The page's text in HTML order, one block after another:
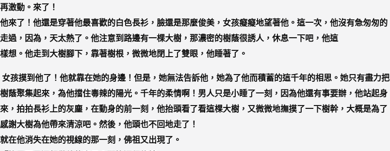
再激動。來了！
他來了！他還是穿著他最喜歡的白色長衫，臉還是那麼俊美，女孩癡癡地望著他。這一次，他沒有急匆匆的
走過，因為，天太熱了。他注意到路邊有一棵大樹，那濃密的樹蔭很誘人，休息一下吧，他這
樣想。他走到大樹腳下，靠著樹根，微微地閉上了雙眼，他睡著了。
女孩摸到他了！他就靠在她的身邊！但是，她無法告訴他，她為了他而積蓄的這千年的相思。她只有盡力把
樹蔭聚集起來，為他擋住毒辣的陽光。千年的柔情啊！男人只是小睡了一刻，因為他還有事要辦，他站起身
來，拍拍長衫上的灰塵，在動身的前一刻，他抬頭看了看這棵大樹，又微微地撫摸了一下樹幹，大概是為了
感謝大樹為他帶來清涼吧。然後，他頭也不回地走了！
就在他消失在她的視線的那一刻，佛祖又出現了。